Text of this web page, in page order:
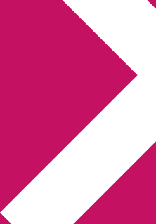
Hem
Bokbloggsjerka
Kriminalroman
You are here: